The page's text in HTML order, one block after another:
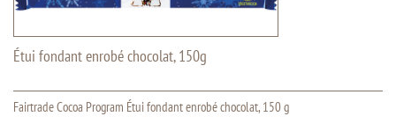
Étui fondant enrobé chocolat, 150g
Fairtrade Cocoa Program Étui fondant enrobé chocolat, 150 g